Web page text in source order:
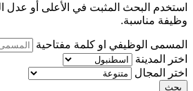
استخدم البحث المثبت في الأعلى أو عدل
وظيفة مناسبة.
المسمى الوظيفي او كلمة مفتاحية
اختر المدينة
اختر المجال
بحث